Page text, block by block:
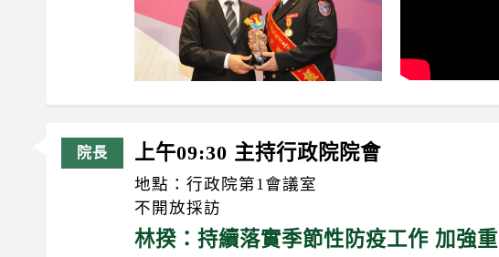
上午09:30 主持行政院院會
地點：行政院第1會議室
不開放採訪
林揆：持續落實季節性防疫工作 加強